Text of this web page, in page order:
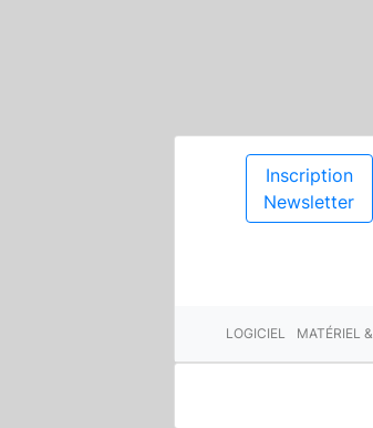
Inscription
Newsletter
LOGICIEL MATÉRIEL